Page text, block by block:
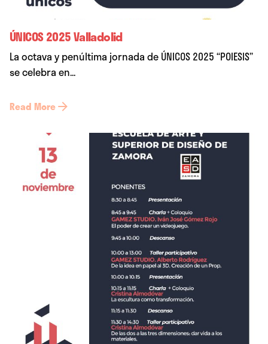
ÚNICOS 2025 Valladolid
La octava y penúltima jornada de ÚNICOS 2025 “POIESIS”
se celebra en...
Read More